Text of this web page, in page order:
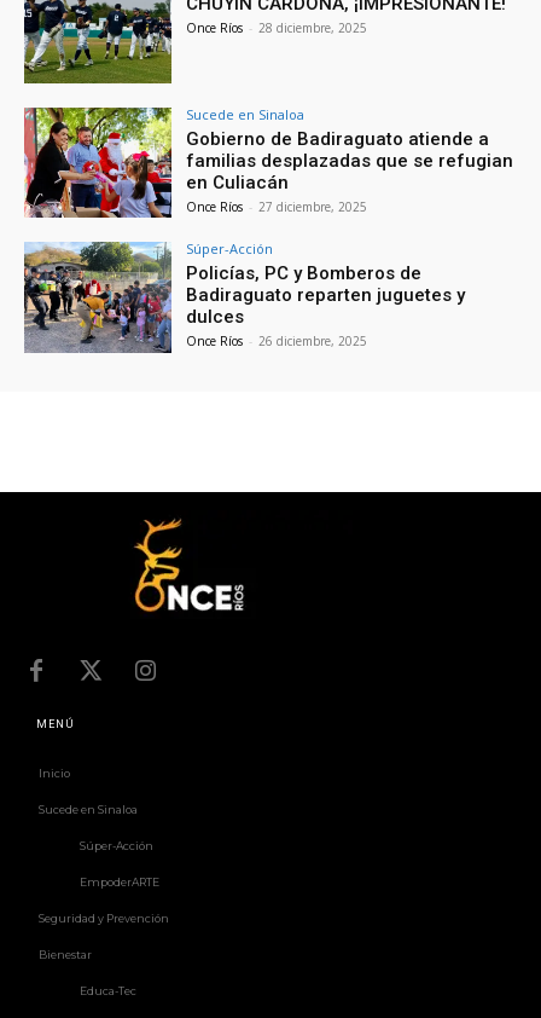
Once Ríos - 28 diciembre, 2025
Sucede en Sinaloa
Gobierno de Badiraguato atiende a
familias desplazadas que se refugian
en Culiacán
Once Ríos - 27 diciembre, 2025
Súper-Acción
Policías, PC y Bomberos de
Badiraguato reparten juguetes y
dulces
Once Ríos - 26 diciembre, 2025
MENÚ
Inicio
Sucede en Sinaloa
Súper-Acción
EmpoderARTE
Seguridad y Prevención
Bienestar
Educa-Tec